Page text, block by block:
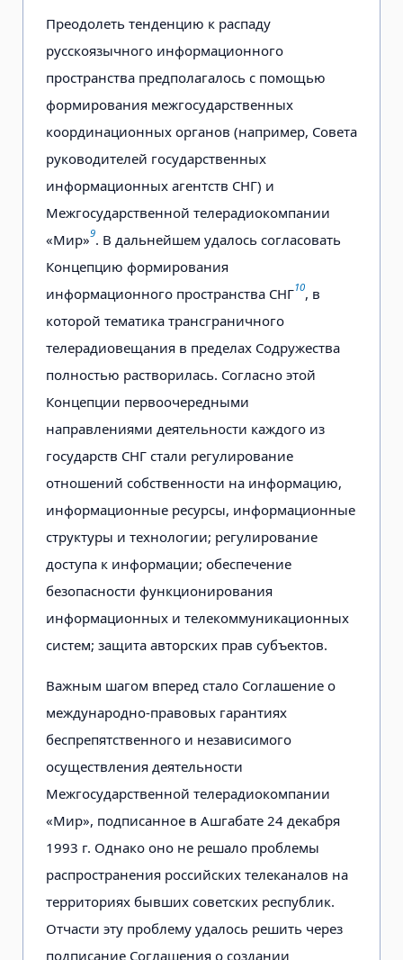
Преодолеть тенденцию к распаду
русскоязычного информационного
пространства предполагалось с помощью
формирования межгосударственных
координационных органов (например, Совета
руководителей государственных
информационных агентств СНГ) и
Межгосударственной телерадиокомпании
«Мир»9. В дальнейшем удалось согласовать
Концепцию формирования
информационного пространства СНГ10, в
которой тематика трансграничного
телерадиовещания в пределах Содружества
полностью растворилась. Согласно этой
Концепции первоочередными
направлениями деятельности каждого из
государств СНГ стали регулирование
отношений собственности на информацию,
информационные ресурсы, информационные
структуры и технологии; регулирование
доступа к информации; обеспечение
безопасности функционирования
информационных и телекоммуникационных
систем; защита авторских прав субъектов.
Важным шагом вперед стало Соглашение о
международно-правовых гарантиях
беспрепятственного и независимого
осуществления деятельности
Межгосударственной телерадиокомпании
«Мир», подписанное в Ашгабате 24 декабря
1993 г. Однако оно не решало проблемы
распространения российских телеканалов на
территориях бывших советских республик.
Отчасти эту проблему удалось решить через
подписание Соглашения о создании